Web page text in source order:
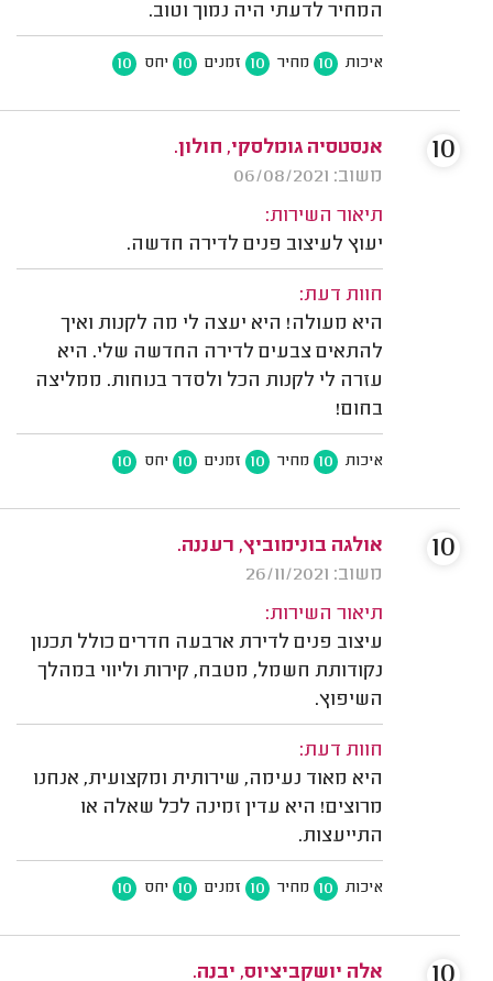
המחיר לדעתי היה נמוך וטוב.
איכות 10 מחיר 10 זמנים 10 יחס 10
אנסטסיה גומלסקי, חולון.
משוב: 06/08/2021
תיאור השירות:
יעוץ לעיצוב פנים לדירה חדשה.
חוות דעת:
היא מעולה! היא יעצה לי מה לקנות ואיך
להתאים צבעים לדירה החדשה שלי. היא
עזרה לי לקנות הכל ולסדר בנוחות. ממליצה
בחום!
איכות 10 מחיר 10 זמנים 10 יחס 10
10
אולגה בונימוביץ, רעננה.
משוב: 26/11/2021
תיאור השירות:
עיצוב פנים לדירת ארבעה חדרים כולל תכנון
נקודותת חשמל, מטבח, קירות וליווי במהלך
השיפוץ.
חוות דעת:
היא מאוד נעימה, שירותית ומקצועית, אנחנו
מרוצים! היא עדין זמינה לכל שאלה או
התייעצות.
איכות 10 מחיר 10 זמנים 10 יחס 10
10
אלה יושקביציוס, יבנה.